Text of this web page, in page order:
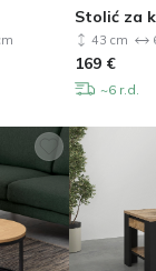
Stolić za
43 cm
169 €
~6 r.d.